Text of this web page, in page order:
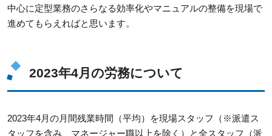
中心に定型業務のさらなる効率化やマニュアルの整備を現場で
進めてもらえればと思います。
2023年4月の労務について
2023年4月の月間残業時間（平均）を現場スタッフ（※派遣ス
タッフを含み、マネージャー職以上を除く）と全スタッフ（派